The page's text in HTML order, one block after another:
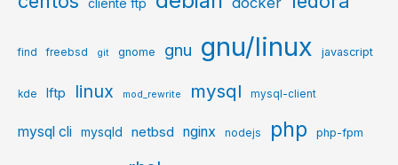
cliente ftp
find freebsd git gnome gnu gnu/linux javascript
kde lftp linux mod_rewrite mysql mysql-client
mysql cli mysqld netbsd nginx nodejs php php-fpm